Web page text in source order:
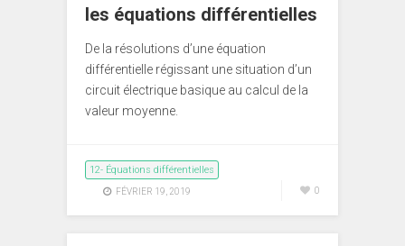
les équations différentielles
De la résolutions d’une équation
différentielle régissant une situation d’un
circuit électrique basique au calcul de la
valeur moyenne.
12- Équations différentielles
FÉVRIER 19, 2019 0